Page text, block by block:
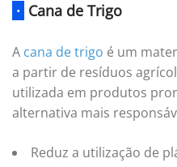
· Cana de Trigo
A cana de trigo é um
a partir de resíduos
utilizada em produtos
alternativa mais
Reduz a utilização de